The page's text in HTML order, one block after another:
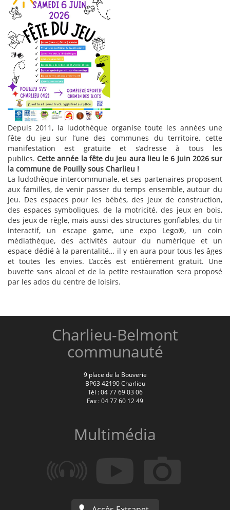
Depuis 2011, la ludothèque organise toute les années une
fête du jeu sur l’une des communes du territoire, cette
manifestation est gratuite et s’adresse à tous les
publics.Cette année la fête du jeu aura lieu le 6 Juin 2026 sur
la commune de Pouilly sous Charlieu !
La ludothèque intercommunale, et ses partenaires proposent
aux familles, de venir passer du temps ensemble, autour du
jeu. Des espaces pour les bébés, des jeux de construction,
des espaces symboliques, de la motricité, des jeux en bois,
des jeux de règle, mais aussi des structures gonflables, du tir
interactif, un escape game, une expo Lego®, un coin
médiathèque, des activités autour du numérique et un
espace dédié à la parentalité… il y en aura pour tous les âges
et toutes les envies. L’accès est entièrement gratuit. Une
buvette sans alcool et de la petite restauration sera proposé
par les ados du centre de loisirs.
Charlieu-Belmont
communauté
9 place de la Bouverie
BP63 42190 Charlieu
Tél : 04 77 69 03 06
Fax : 04 77 60 12 49
Multimédia